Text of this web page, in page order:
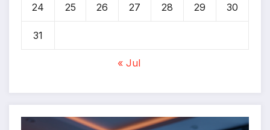
24 25 26 27 28 29 30
31
« Jul